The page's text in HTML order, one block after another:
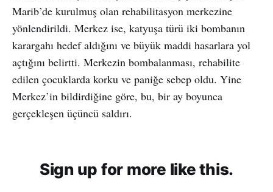
Marib’de kurulmuş olan rehabilitasyon merkezine
yönlendirildi. Merkez ise, katyuşa türü iki bombanın
karargahı hedef aldığını ve büyük maddi hasarlara yol
açtığını belirtti. Merkezin bombalanması, rehabilite
edilen çocuklarda korku ve paniğe sebep oldu. Yine
Merkez’in bildirdiğine göre, bu, bir ay boyunca
gerçekleşen üçüncü saldırı.
Sign up for more like this.